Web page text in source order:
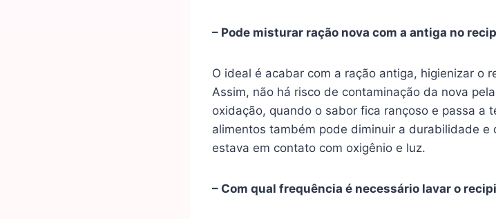
– Pode misturar ração nova com a antiga no
O ideal é acabar com a ração antiga, higienizar o
Assim, não há risco de contaminação da nova
oxidação, quando o sabor fica rançoso e passa a
alimentos também pode diminuir a durabilidade e
estava em contato com oxigênio e luz.
– Com qual frequência é necessário lavar o